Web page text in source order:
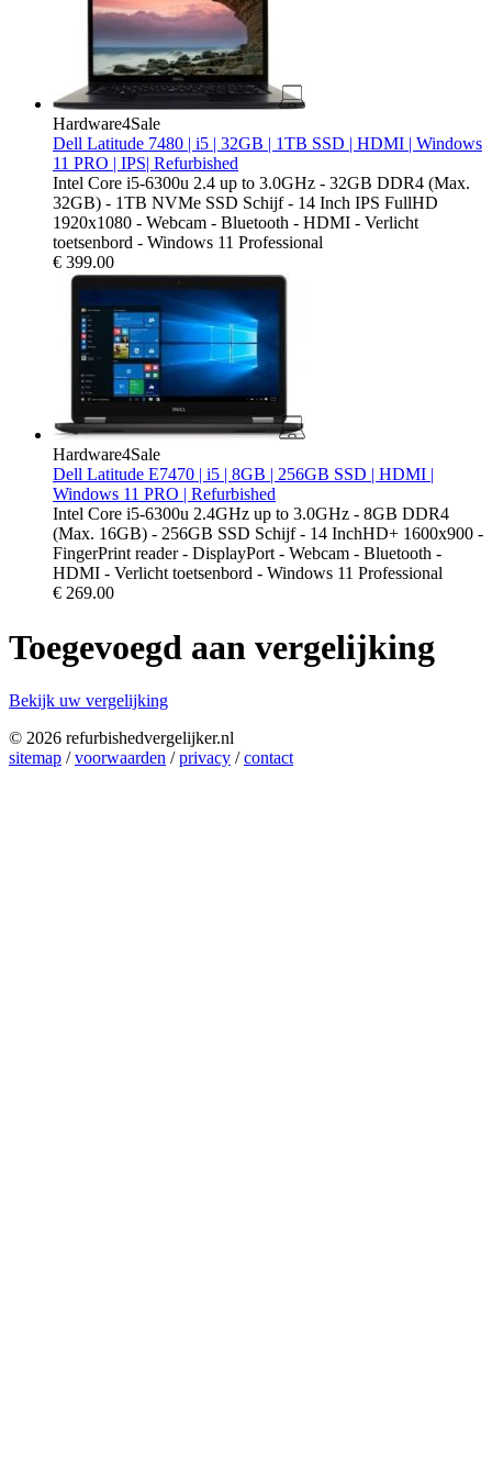
Hardware4Sale
Dell Latitude 7480 | i5 | 32GB | 1TB SSD | HDMI | Windows
11 PRO | IPS| Refurbished
Intel Core i5-6300u 2.4 up to 3.0GHz - 32GB DDR4 (Max.
32GB) - 1TB NVMe SSD Schijf - 14 Inch IPS FullHD
1920x1080 - Webcam - Bluetooth - HDMI - Verlicht
toetsenbord - Windows 11 Professional
€ 399.00
Hardware4Sale
Dell Latitude E7470 | i5 | 8GB | 256GB SSD | HDMI |
Windows 11 PRO | Refurbished
Intel Core i5-6300u 2.4GHz up to 3.0GHz - 8GB DDR4
(Max. 16GB) - 256GB SSD Schijf - 14 InchHD+ 1600x900 -
FingerPrint reader - DisplayPort - Webcam - Bluetooth -
HDMI - Verlicht toetsenbord - Windows 11 Professional
€ 269.00
Toegevoegd aan vergelijking
Bekijk uw vergelijking
© 2026 refurbishedvergelijker.nl
sitemap /voorwaarden /privacy /contact